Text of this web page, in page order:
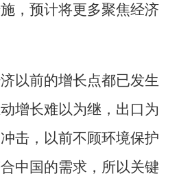
，预计将更多聚焦经济
以前的增长点都已发生
增长难以为继，出口为
击，以前不顾环境保护
中国的需求，所以关键